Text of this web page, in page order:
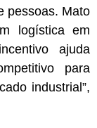
pessoas. Mato
logística em
ajuda
para
industrial”,